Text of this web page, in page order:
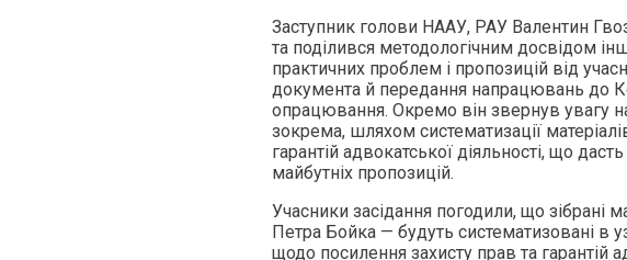
Заступник голови НААУ, РАУ Валентин
та поділився методологічним досвідом
практичних проблем і пропозицій від
документа й передання напрацювань до
опрацювання. Окремо він звернув увагу
зокрема, шляхом систематизації
гарантій адвокатської діяльності, що
майбутніх пропозицій.
Учасники засідання погодили, що
Петра Бойка — будуть систематизовані в
щодо посилення захисту прав та гарантій